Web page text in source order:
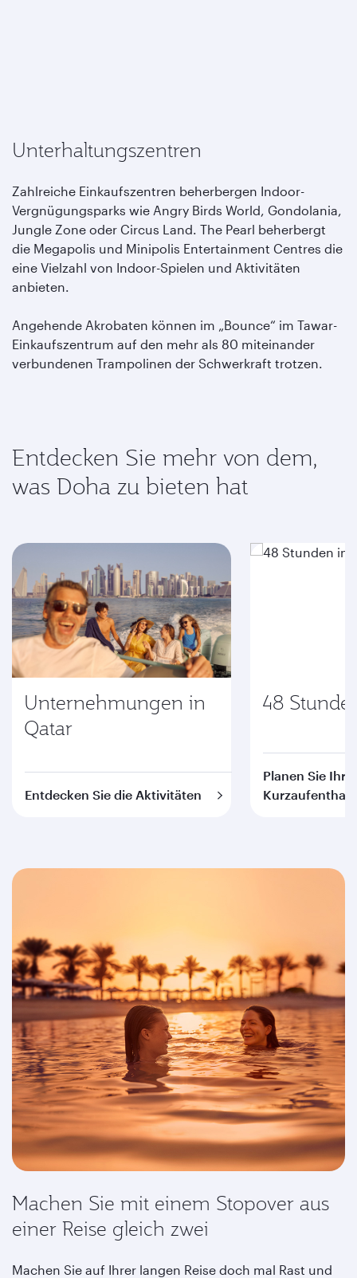
Unterhaltungszentren
Zahlreiche Einkaufszentren beherbergen Indoor-
Vergnügungsparks wie Angry Birds World, Gondolania,
Jungle Zone oder Circus Land. The Pearl beherbergt
die Megapolis und Minipolis Entertainment Centres die
eine Vielzahl von Indoor-Spielen und Aktivitäten
anbieten.
Angehende Akrobaten können im „Bounce“ im Tawar-
Einkaufszentrum auf den mehr als 80 miteinander
verbundenen Trampolinen der Schwerkraft trotzen.
Entdecken Sie mehr von dem,
was Doha zu bieten hat
Unternehmungen in
Qatar
Entdecken Sie die Aktivitäten
48
Planen Sie
Kurzaufenthalt
Machen Sie mit einem Stopover aus
einer Reise gleich zwei
Machen Sie auf Ihrer langen Reise doch mal Rast und